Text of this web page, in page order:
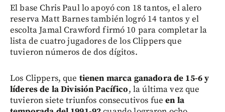
El base Chris Paul lo apoyó con 18 tantos, el alero
reserva Matt Barnes también logró 14 tantos y el
escolta Jamal Crawford firmó 10 para completar la
lista de cuatro jugadores de los Clippers que
tuvieron números de dos dígitos.
Los Clippers, que tienen marca ganadora de 15-6 y
líderes de la División Pacífico, la última vez que
tuvieron siete triunfos consecutivos fueen la